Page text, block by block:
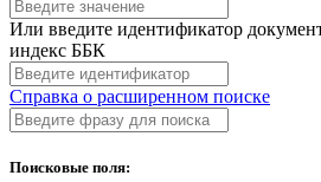
Или введите идентификатор
индекс ББК
Справка о расширенном поиске
Поисковые поля: